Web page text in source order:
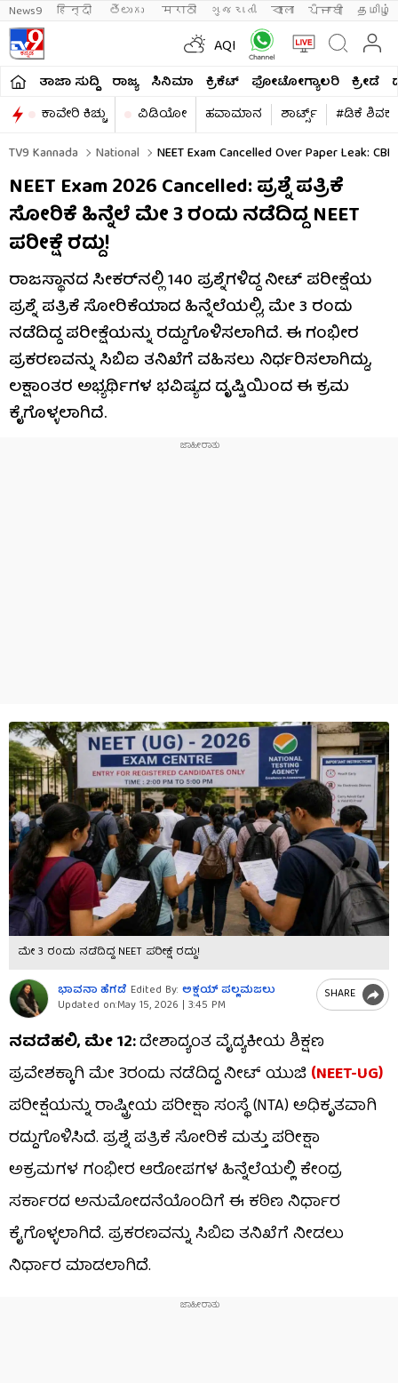
News9 हिन्दी తెలుగు मराठी ગુજરાતી বাংলা ਪੰਜਾਬੀ தமிழ்
AQI
ತಾಜಾ ಸುದ್ದಿ ರಾಜ್ಯ ಸಿನಿಮಾ ಕ್ರಿಕೆಟ್​ ಫೋಟೋಗ್ಯಾಲರಿ ಕ್ರೀಡೆ
ಕಾವೇರಿ ಕಿಚ್ಚು
ವಿಡಿಯೋ ಹವಾಮಾನ ಶಾರ್ಟ್ಸ್​
#ಡಿಕೆ
TV9 Kannada
National NEET Exam Cancelled Over Paper Leak:
NEET Exam 2026 Cancelled: ಪ್ರಶ್ನೆ ಪತ್ರಿಕೆ
ಸೋರಿಕೆ ಹಿನ್ನೆಲೆ ಮೇ 3 ರಂದು ನಡೆದಿದ್ದ NEET
ಪರೀಕ್ಷೆ ರದ್ದು!
ರಾಜಸ್ಥಾನದ ಸೀಕರ್‌ನಲ್ಲಿ 140 ಪ್ರಶ್ನೆಗಳಿದ್ದ ನೀಟ್ ಪರೀಕ್ಷೆಯ
ಪ್ರಶ್ನೆ ಪತ್ರಿಕೆ ಸೋರಿಕೆಯಾದ ಹಿನ್ನೆಲೆಯಲ್ಲಿ, ಮೇ 3 ರಂದು
ನಡೆದಿದ್ದ ಪರೀಕ್ಷೆಯನ್ನು ರದ್ದುಗೊಳಿಸಲಾಗಿದೆ. ಈ ಗಂಭೀರ
ಪ್ರಕರಣವನ್ನು ಸಿಬಿಐ ತನಿಖೆಗೆ ವಹಿಸಲು ನಿರ್ಧರಿಸಲಾಗಿದ್ದು,
ಲಕ್ಷಾಂತರ ಅಭ್ಯರ್ಥಿಗಳ ಭವಿಷ್ಯದ ದೃಷ್ಟಿಯಿಂದ ಈ ಕ್ರಮ
ಕೈಗೊಳ್ಳಲಾಗಿದೆ.
ಮೇ 3 ರಂದು ನಡೆದಿದ್ದ NEET ಪರೀಕ್ಷೆ ರದ್ದು!
ಭಾವನಾ ಹೆಗಡೆ Edited By: ಅಕ್ಷಯ್​ ಪಲ್ಲಮಜಲು​​
Updated on:May 15, 2026 | 3:45 PM
SHARE
ನವದೆಹಲಿ, ಮೇ 12:ದೇಶಾದ್ಯಂತ ವೈದ್ಯಕೀಯ ಶಿಕ್ಷಣ
ಪ್ರವೇಶಕ್ಕಾಗಿ ಮೇ 3ರಂದು ನಡೆದಿದ್ದ ನೀಟ್ ಯುಜಿ (NEET-UG)
ಪರೀಕ್ಷೆಯನ್ನು ರಾಷ್ಟ್ರೀಯ ಪರೀಕ್ಷಾ ಸಂಸ್ಥೆ (NTA) ಅಧಿಕೃತವಾಗಿ
ರದ್ದುಗೊಳಿಸಿದೆ. ಪ್ರಶ್ನೆ ಪತ್ರಿಕೆ ಸೋರಿಕೆ ಮತ್ತು ಪರೀಕ್ಷಾ
ಅಕ್ರಮಗಳ ಗಂಭೀರ ಆರೋಪಗಳ ಹಿನ್ನೆಲೆಯಲ್ಲಿ ಕೇಂದ್ರ
ಸರ್ಕಾರದ ಅನುಮೋದನೆಯೊಂದಿಗೆ ಈ ಕಠಿಣ ನಿರ್ಧಾರ
ಕೈಗೊಳ್ಳಲಾಗಿದೆ. ಪ್ರಕರಣವನ್ನು ಸಿಬಿಐ ತನಿಖೆಗೆ ನೀಡಲು
ನಿರ್ಧಾರ ಮಾಡಲಾಗಿದೆ.